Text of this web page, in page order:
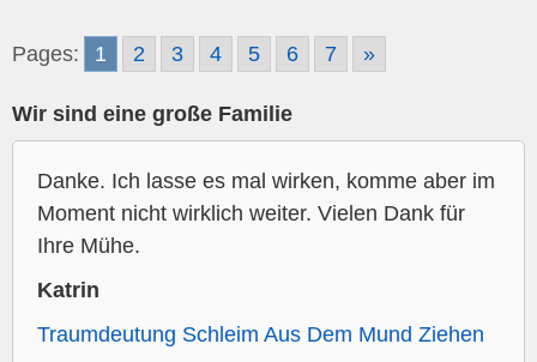
Pages: 1 2 3 4 5 6 7 »
Wir sind eine große Familie
Danke. Ich lasse es mal wirken, komme aber im
Moment nicht wirklich weiter. Vielen Dank für
Ihre Mühe.
Katrin
Traumdeutung Schleim Aus Dem Mund Ziehen